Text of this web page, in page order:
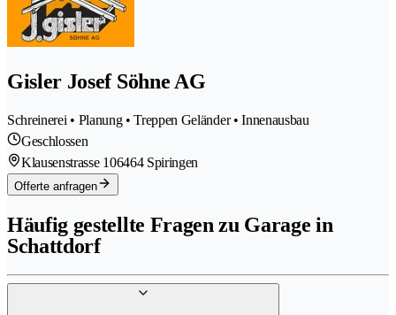
Gisler Josef Söhne AG
Schreinerei • Planung • Treppen Geländer • Innenausbau
Geschlossen
Klausenstrasse 106464 Spiringen
Offerte anfragen
Häufig gestellte Fragen zu Garage in
Schattdorf